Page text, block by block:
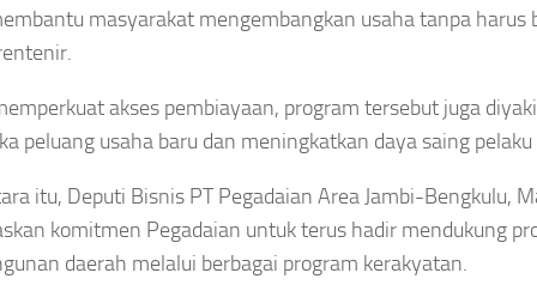
masyarakat mengembangkan usaha tanpa harus
akses pembiayaan, program tersebut juga
peluang usaha baru dan meningkatkan daya saing
itu, Deputi Bisnis PT Pegadaian Area Jambi-Bengkulu,
komitmen Pegadaian untuk terus hadir mendukung
daerah melalui berbagai program kerakyatan.